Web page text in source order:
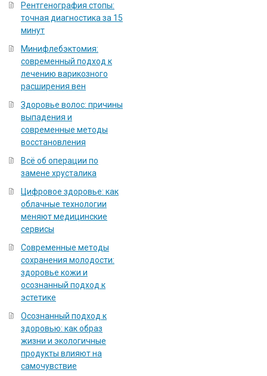
Рентгенография стопы:
точная диагностика за 15
минут
Минифлебэктомия:
современный подход к
лечению варикозного
расширения вен
Здоровье волос: причины
выпадения и
современные методы
восстановления
Всё об операции по
замене хрусталика
Цифровое здоровье: как
облачные технологии
меняют медицинские
сервисы
Современные методы
сохранения молодости:
здоровье кожи и
осознанный подход к
эстетике
Осознанный подход к
здоровью: как образ
жизни и экологичные
продукты влияют на
самочувствие